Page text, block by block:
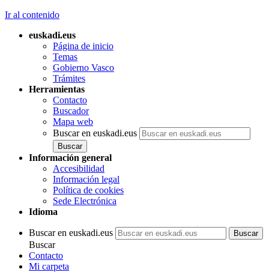
Ir al contenido
euskadi.eus
Página de inicio
Temas
Gobierno Vasco
Trámites
Herramientas
Contacto
Buscador
Mapa web
Buscar en euskadi.eus
Información general
Accesibilidad
Información legal
Política de cookies
Sede Electrónica
Idioma
Buscar en euskadi.eus
Buscar
Contacto
Mi carpeta